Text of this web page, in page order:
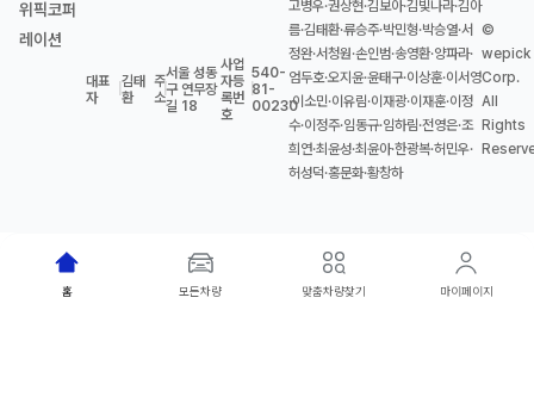
위픽코퍼
레이션
대표
자
|김태
환
주
소|
서울 성동
구 연무장
길 18
사업
자등
록번
호
|
540-
81-
00230
고병우·권상현·김보아·김빛나라·김아
름·김태환·류승주·박민형·박승열·서
정완·서청원·손인범·송영환·양파라·
엄두호·오지윤·윤태구·이상훈·이서영
·이소민·이유림·이재광·이재훈·이정
수·이정주·임동규·임하림·전영은·조
희연·최윤성·최윤아·한광복·허민우·
허성덕·홍문화·황창하
©
wepick
Corp.
All
Rights
홈 모든차량 맞춤차량찾기 마이페이지